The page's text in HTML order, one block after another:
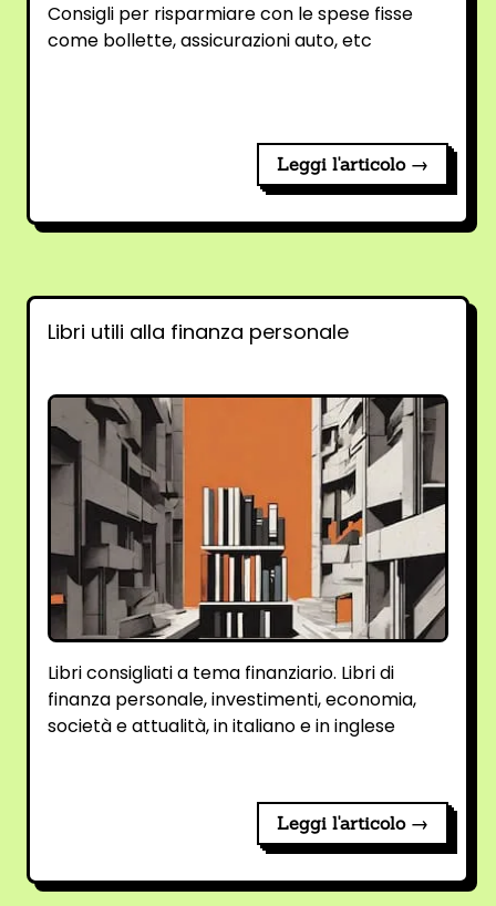
Consigli per risparmiare con le spese fisse
come bollette, assicurazioni auto, etc
Leggi l'articolo →
Libri utili alla finanza personale
Libri consigliati a tema finanziario. Libri di
finanza personale, investimenti, economia,
società e attualità, in italiano e in inglese
Leggi l'articolo →